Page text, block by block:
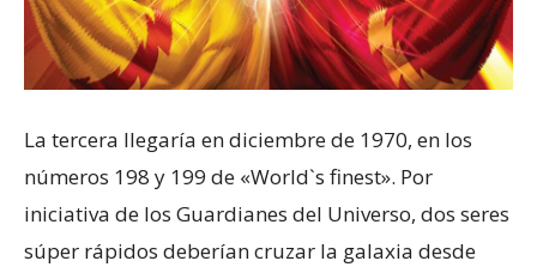
La tercera llegaría en diciembre de 1970, en los
números 198 y 199 de «World`s finest». Por
iniciativa de los Guardianes del Universo, dos seres
súper rápidos deberían cruzar la galaxia desde